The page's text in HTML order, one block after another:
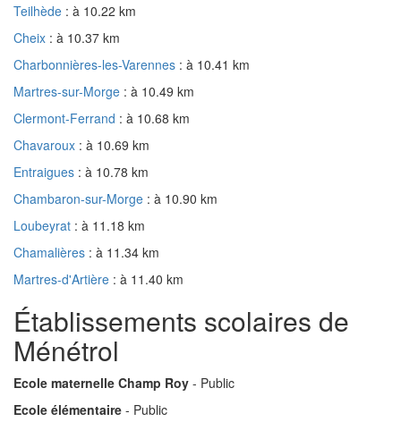
Teilhède : à 10.22 km
Cheix : à 10.37 km
Charbonnières-les-Varennes : à 10.41 km
Martres-sur-Morge : à 10.49 km
Clermont-Ferrand : à 10.68 km
Chavaroux : à 10.69 km
Entraigues : à 10.78 km
Chambaron-sur-Morge : à 10.90 km
Loubeyrat : à 11.18 km
Chamalières : à 11.34 km
Martres-d'Artière : à 11.40 km
Établissements scolaires de
Ménétrol
Ecole maternelle Champ Roy - Public
Ecole élémentaire - Public